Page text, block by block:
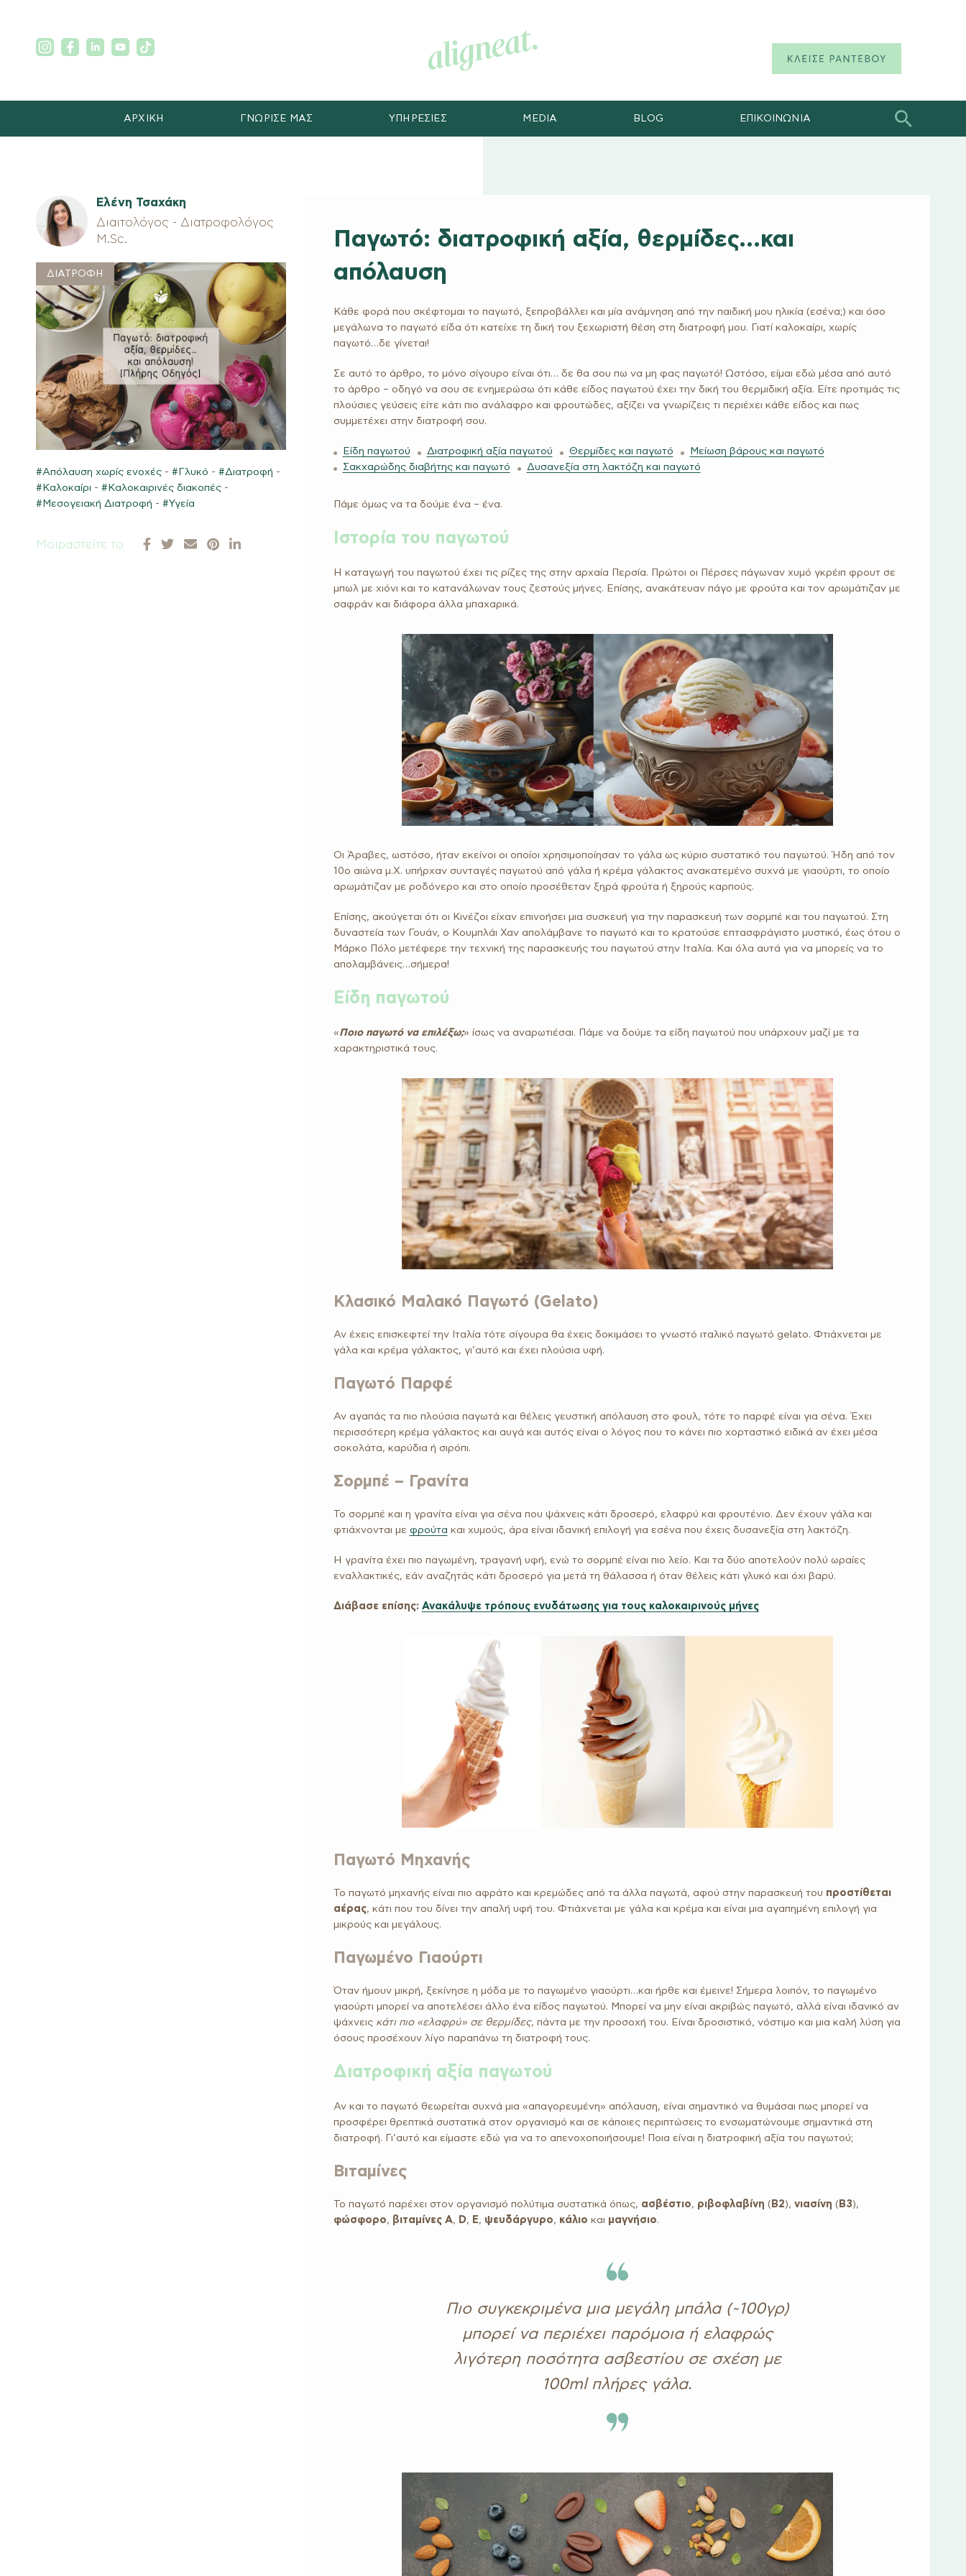
ΑΡΧΙΚΗ ΓΝΩΡΙΣΕ ΜΑΣ ΥΠΗΡΕΣΙΕΣ MEDIA BLOG ΕΠΙΚΟΙΝΩΝΙΑ
Ελένη Τσαχάκη
Διαιτολόγος - Διατροφολόγος
M.Sc.
ΔΙΑΤΡΟΦΗ
#Απόλαυση χωρίς ενοχές - #Γλυκό - #Διατροφή -
#Καλοκαίρι - #Καλοκαιρινές διακοπές -
#Μεσογειακή Διατροφή - #Υγεία
Μοιραστείτε το
Παγωτό: διατροφική αξία, θερμίδες…και
απόλαυση
Κάθε φορά που σκέφτομαι το παγωτό, ξεπροβάλλει και μία ανάμνηση από την παιδική μου ηλικία (εσένα;) και όσο
μεγάλωνα το παγωτό είδα ότι κατείχε τη δική του ξεχωριστή θέση στη διατροφή μου. Γιατί καλοκαίρι, χωρίς
παγωτό…δε γίνεται!
Σε αυτό το άρθρο, το μόνο σίγουρο είναι ότι… δε θα σου πω να μη φας παγωτό! Ωστόσο, είμαι εδώ μέσα από αυτό
το άρθρο – οδηγό να σου σε ενημερώσω ότι κάθε είδος παγωτού έχει την δική του θερμιδική αξία. Είτε προτιμάς τις
πλούσιες γεύσεις είτε κάτι πιο ανάλαφρο και φρουτώδες, αξίζει να γνωρίζεις τι περιέχει κάθε είδος και πως
συμμετέχει στην διατροφή σου.
Είδη παγωτού Διατροφική αξία παγωτού Θερμίδες και παγωτό
Μείωση βάρους και παγωτό
Σακχαρώδης διαβήτης και παγωτό
Δυσανεξία στη λακτόζη και παγωτό
Πάμε όμως να τα δούμε ένα – ένα.
Ιστορία του παγωτού
Η καταγωγή του παγωτού έχει τις ρίζες της στην αρχαία Περσία. Πρώτοι οι Πέρσες πάγωναν χυμό γκρέιπ φρουτ σε
μπωλ με χιόνι και το κατανάλωναν τους ζεστούς μήνες. Επίσης, ανακάτευαν πάγο με φρούτα και τον αρωμάτιζαν με
σαφράν και διάφορα άλλα μπαχαρικά.
Οι Άραβες, ωστόσο, ήταν εκείνοι οι οποίοι χρησιμοποίησαν το γάλα ως κύριο συστατικό του παγωτού. Ήδη από τον
10ο αιώνα μ.Χ. υπήρχαν συνταγές παγωτού από γάλα ή κρέμα γάλακτος ανακατεμένο συχνά με γιαούρτι, το οποίο
αρωμάτιζαν με ροδόνερο και στο οποίο προσέθεταν ξηρά φρούτα ή ξηρούς καρπούς.
Επίσης, ακούγεται ότι οι Κινέζοι είχαν επινοήσει μια συσκευή για την παρασκευή των σορμπέ και του παγωτού. Στη
δυναστεία των Γουάν, ο Κουμπλάι Χαν απολάμβανε το παγωτό και το κρατούσε επτασφράγιστο μυστικό, έως ότου ο
Μάρκο Πόλο μετέφερε την τεχνική της παρασκευής του παγωτού στην Ιταλία. Και όλα αυτά για να μπορείς να το
απολαμβάνεις…σήμερα!
Είδη παγωτού
«Ποιο παγωτό να επιλέξω;» ίσως να αναρωτιέσαι. Πάμε να δούμε τα είδη παγωτού που υπάρχουν μαζί με τα
χαρακτηριστικά τους.
Κλασικό Μαλακό Παγωτό (Gelato)
Αν έχεις επισκεφτεί την Ιταλία τότε σίγουρα θα έχεις δοκιμάσει το γνωστό ιταλικό παγωτό gelato. Φτιάχνεται με
γάλα και κρέμα γάλακτος, γι’αυτό και έχει πλούσια υφή.
Παγωτό Παρφέ
Αν αγαπάς τα πιο πλούσια παγωτά και θέλεις γευστική απόλαυση στο φουλ, τότε το παρφέ είναι για σένα. Έχει
περισσότερη κρέμα γάλακτος και αυγά και αυτός είναι ο λόγος που το κάνει πιο χορταστικό ειδικά αν έχει μέσα
σοκολάτα, καρύδια ή σιρόπι.
Σορμπέ – Γρανίτα
Το σορμπέ και η γρανίτα είναι για σένα που ψάχνεις κάτι δροσερό, ελαφρύ και φρουτένιο. Δεν έχουν γάλα και
φτιάχνονται με φρούτα και χυμούς, άρα είναι ιδανική επιλογή για εσένα που έχεις δυσανεξία στη λακτόζη.
Η γρανίτα έχει πιο παγωμένη, τραγανή υφή, ενώ το σορμπέ είναι πιο λείο. Και τα δύο αποτελούν πολύ ωραίες
εναλλακτικές, εάν αναζητάς κάτι δροσερό για μετά τη θάλασσα ή όταν θέλεις κάτι γλυκό και όχι βαρύ.
Διάβασε επίσης: Ανακάλυψε τρόπους ενυδάτωσης για τους καλοκαιρινούς μήνες
Παγωτό Μηχανής
Το παγωτό μηχανής είναι πιο αφράτο και κρεμώδες από τα άλλα παγωτά, αφού στην παρασκευή του προστίθεται
αέρας, κάτι που του δίνει την απαλή υφή του. Φτιάχνεται με γάλα και κρέμα και είναι μια αγαπημένη επιλογή για
μικρούς και μεγάλους.
Παγωμένο Γιαούρτι
Όταν ήμουν μικρή, ξεκίνησε η μόδα με το παγωμένο γιαούρτι…και ήρθε και έμεινε! Σήμερα λοιπόν, το παγωμένο
γιαούρτι μπορεί να αποτελέσει άλλο ένα είδος παγωτού. Μπορεί να μην είναι ακριβώς παγωτό, αλλά είναι ιδανικό αν
ψάχνεις κάτι πιο «ελαφρύ» σε θερμίδες, πάντα με την προσοχή του. Είναι δροσιστικό, νόστιμο και μια καλή λύση για
όσους προσέχουν λίγο παραπάνω τη διατροφή τους.
Διατροφική αξία παγωτού
Αν και το παγωτό θεωρείται συχνά μια «απαγορευμένη» απόλαυση, είναι σημαντικό να θυμάσαι πως μπορεί να
προσφέρει θρεπτικά συστατικά στον οργανισμό και σε κάποιες περιπτώσεις το ενσωματώνουμε σημαντικά στη
διατροφή. Γι’αυτό και είμαστε εδώ για να το απενοχοποιήσουμε! Ποια είναι η διατροφική αξία του παγωτού;
Βιταμίνες
Το παγωτό παρέχει στον οργανισμό πολύτιμα συστατικά όπως, ασβέστιο, ριβοφλαβίνη ( Β2), νιασίνη ( Β3),
φώσφορο, βιταμίνες A, D, E, ψευδάργυρο, κάλιο και μαγνήσιο.
Πιο συγκεκριμένα μια μεγάλη μπάλα (~100γρ)
μπορεί να περιέχει παρόμοια ή ελαφρώς
λιγότερη ποσότητα ασβεστίου σε σχέση με
100ml πλήρες γάλα.
Θέλεις να αλλάξεις τις διατροφικές σου συνήθειες και τον
τρόπο σκέψης σου για τη διατροφή, ακολουθώντας έναν
εξατομικευμένο υγιεινό τρόπο ζωής;
Αποδέχομαι τα δεδομένα μου να συλλέγονται βάσει του GDPR.
ΕΓΓΡΑΦΗ